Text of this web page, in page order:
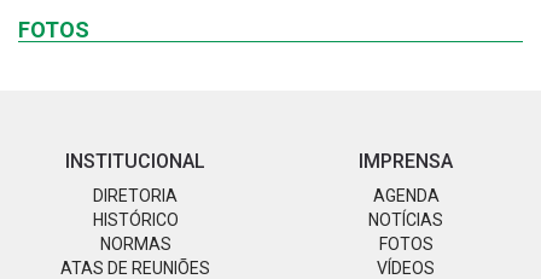
FOTOS
INSTITUCIONAL
DIRETORIA
HISTÓRICO
NORMAS
ATAS DE REUNIÕES
IMPRENSA
AGENDA
NOTÍCIAS
FOTOS
VÍDEOS